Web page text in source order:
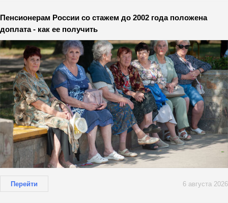
Пенсионерам России со стажем до 2002 года положена
доплата - как ее получить
Перейти 6 августа 2026